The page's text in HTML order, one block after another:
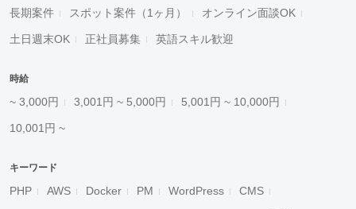
長期案件 スポット案件（1ヶ月） オンライン面談OK
土日週末OK 正社員募集 英語スキル歓迎
時給
~ 3,000円 3,001円 ~ 5,000円 5,001円 ~ 10,000円
10,001円 ~
キーワード
PHP AWS Docker PM WordPress CMS